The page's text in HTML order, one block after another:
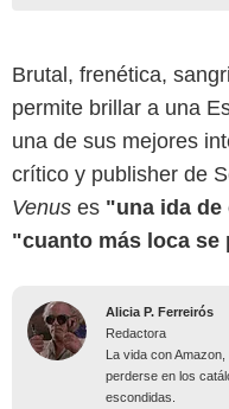
Brutal, frenética,
permite brillar a una
una de sus mejores
crítico y publisher de
Venus es "una ida de
"cuanto más loca se
Alicia P. Ferreirós
Redactora
La vida con
perderse en los
escondidas.